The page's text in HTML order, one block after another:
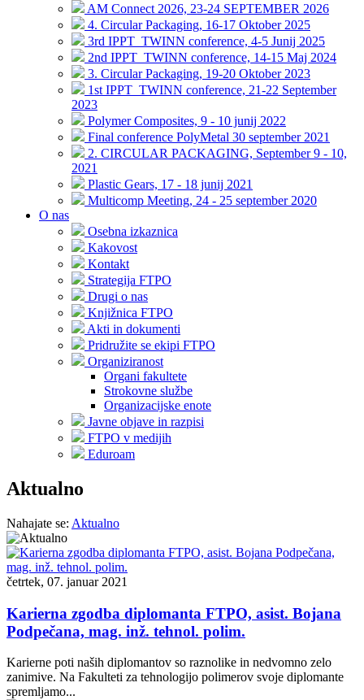
AM Connect 2026, 23-24 SEPTEMBER 2026
4. Circular Packaging, 16-17 Oktober 2025
3rd IPPT_TWINN conference, 4-5 Junij 2025
2nd IPPT_TWINN conference, 14-15 Maj 2024
3. Circular Packaging, 19-20 Oktober 2023
1st IPPT_TWINN conference, 21-22 September
2023
Polymer Composites, 9 - 10 junij 2022
Final conference PolyMetal 30 september 2021
2. CIRCULAR PACKAGING, September 9 - 10,
2021
Plastic Gears, 17 - 18 junij 2021
Multicomp Meeting, 24 - 25 september 2020
O nas
Osebna izkaznica
Kakovost
Kontakt
Strategija FTPO
Drugi o nas
Knjižnica FTPO
Akti in dokumenti
Pridružite se ekipi FTPO
Organiziranost
Organi fakultete
Strokovne službe
Organizacijske enote
Javne objave in razpisi
FTPO v medijih
Eduroam
Aktualno
Nahajate se: Aktualno
četrtek, 07. januar 2021
Karierna zgodba diplomanta FTPO, asist. Bojana
Podpečana, mag. inž. tehnol. polim.
Karierne poti naših diplomantov so raznolike in nedvomno zelo
zanimive. Na Fakulteti za tehnologijo polimerov svoje diplomante
spremljamo...